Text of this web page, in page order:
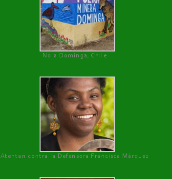
No a Dominga, Chile
Atentan contra la Defensora Francisca Márquez